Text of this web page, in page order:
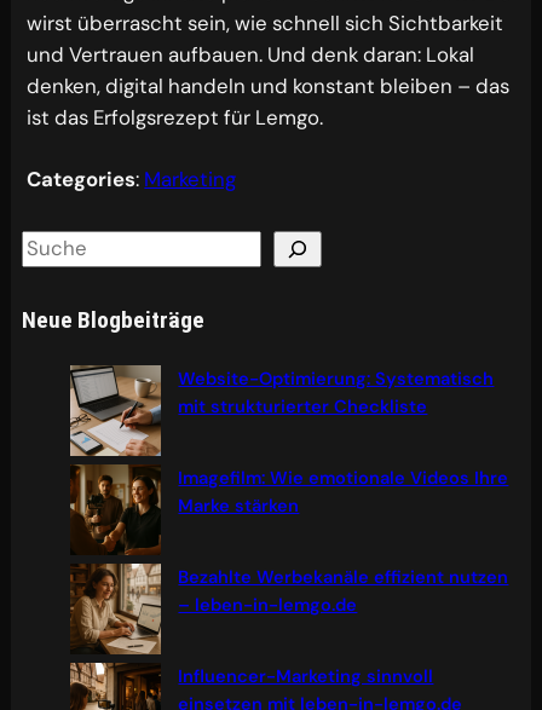
wirst überrascht sein, wie schnell sich Sichtbarkeit
und Vertrauen aufbauen. Und denk daran: Lokal
denken, digital handeln und konstant bleiben – das
ist das Erfolgsrezept für Lemgo.
Categories: Marketing
S
aNeue Blogbeiträge
Website-Optimierung: Systematisch
mit strukturierter Checkliste
Imagefilm: Wie emotionale Videos Ihre
Marke stärken
Bezahlte Werbekanäle effizient nutzen
– leben-in-lemgo.de
Influencer-Marketing sinnvoll
einsetzen mit leben-in-lemgo.de